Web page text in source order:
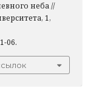
неба //
1,
06.